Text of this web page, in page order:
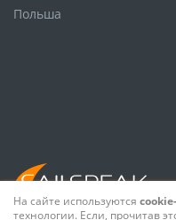
Польша
На сайте используются
технологии. Если, прочитав